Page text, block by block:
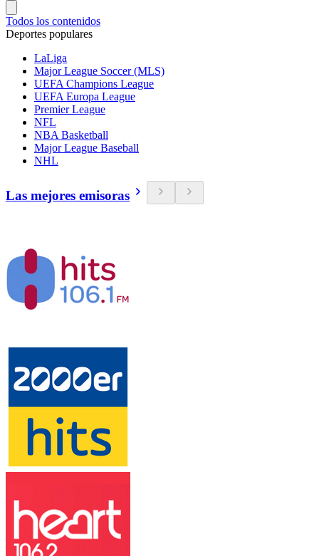
Todos los contenidos
Deportes populares
LaLiga
Major League Soccer (MLS)
UEFA Champions League
UEFA Europa League
Premier League
NFL
NBA Basketball
Major League Baseball
NHL
Las mejores emisoras